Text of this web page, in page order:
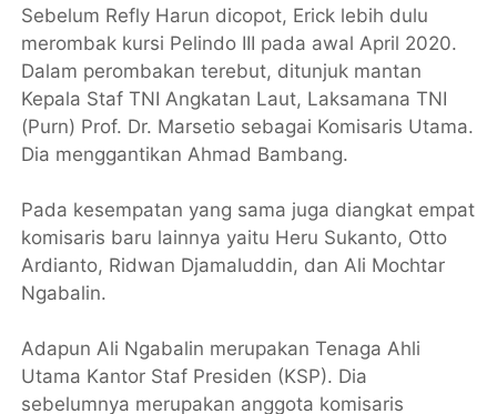
Sebelum Refly Harun dicopot, Erick lebih dulu
merombak kursi Pelindo III pada awal April 2020.
Dalam perombakan terebut, ditunjuk mantan
Kepala Staf TNI Angkatan Laut, Laksamana TNI
(Purn) Prof. Dr. Marsetio sebagai Komisaris Utama.
Dia menggantikan Ahmad Bambang.
Pada kesempatan yang sama juga diangkat empat
komisaris baru lainnya yaitu Heru Sukanto, Otto
Ardianto, Ridwan Djamaluddin, dan Ali Mochtar
Ngabalin.
Adapun Ali Ngabalin merupakan Tenaga Ahli
Utama Kantor Staf Presiden (KSP). Dia
sebelumnya merupakan anggota komisaris